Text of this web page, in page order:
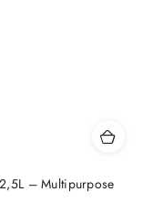
– Multipurpose